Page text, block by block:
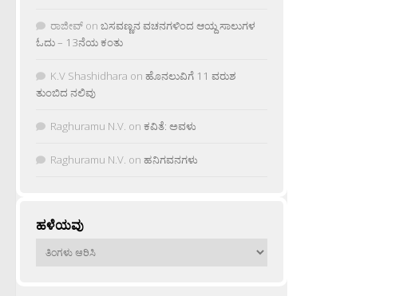
ರಾಜೀವ್ on ಬಸವಣ್ಣನ ವಚನಗಳಿಂದ ಆಯ್ದ ಸಾಲುಗಳ
ಓದು – 13ನೆಯ ಕಂತು
K.V Shashidhara on ಹೊನಲುವಿಗೆ 11 ವರುಶ
ತುಂಬಿದ ನಲಿವು
Raghuramu N.V. on ಕವಿತೆ: ಅವಳು
Raghuramu N.V. on ಹನಿಗವನಗಳು
ಹಳೆಯವು
ಹಳೆಯವು